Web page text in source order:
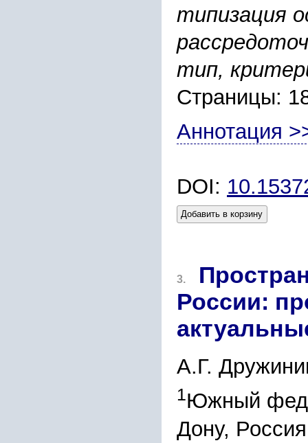
типизация
тип,
Страницы:
Аннотация
DOI:
Добавить в корзину
3.
России:
А.Г.
1Южный
Дону, Россия